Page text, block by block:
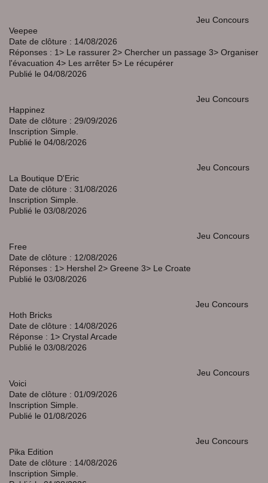
Jeu Concours
Veepee
Date de clôture : 14/08/2026
Réponses : 1> Le rassurer 2> Chercher un passage 3> Organiser
l'évacuation 4> Les arrêter 5> Le récupérer
Publié le 04/08/2026
Jeu Concours
Happinez
Date de clôture : 29/09/2026
Inscription Simple.
Publié le 04/08/2026
Jeu Concours
La Boutique D'Eric
Date de clôture : 31/08/2026
Inscription Simple.
Publié le 03/08/2026
Jeu Concours
Free
Date de clôture : 12/08/2026
Réponses : 1> Hershel 2> Greene 3> Le Croate
Publié le 03/08/2026
Jeu Concours
Hoth Bricks
Date de clôture : 14/08/2026
Réponse : 1> Crystal Arcade
Publié le 03/08/2026
Jeu Concours
Voici
Date de clôture : 01/09/2026
Inscription Simple.
Publié le 01/08/2026
Jeu Concours
Pika Edition
Date de clôture : 14/08/2026
Inscription Simple.